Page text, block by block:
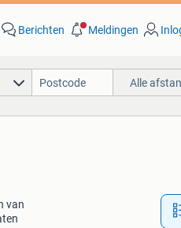
Berichten Meldingen
Alle
van